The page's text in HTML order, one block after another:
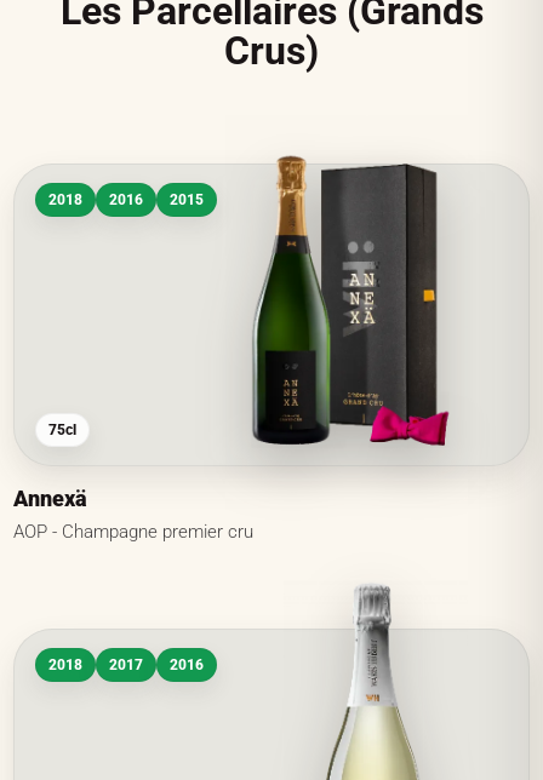
Les Parcellaires (Grands
Crus)
2018 2016 2015
75cl
Annexä
AOP - Champagne premier cru
2018 2017 2016